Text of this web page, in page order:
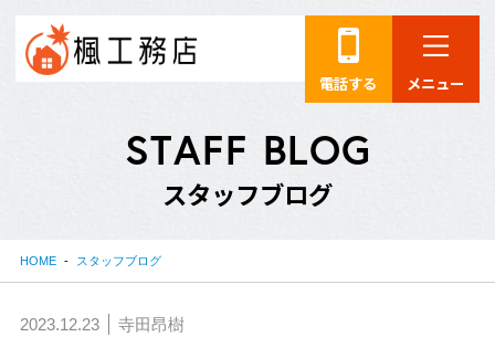
電話する メニュー
STAFF BLOG
スタッフブログ
HOME スタッフブログ
2023.12.23 寺田昂樹